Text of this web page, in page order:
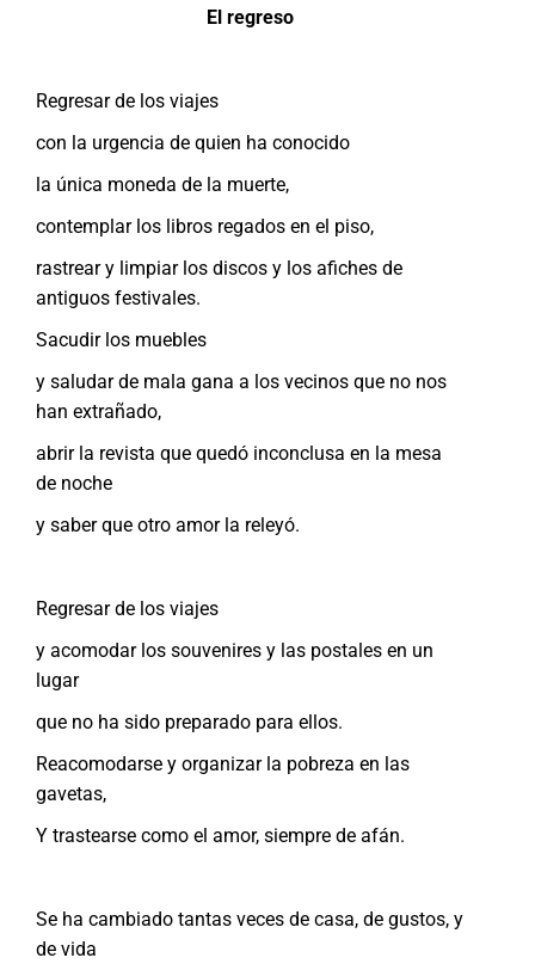
El regreso
Regresar de los viajes
con la urgencia de quien ha conocido
la única moneda de la muerte,
contemplar los libros regados en el piso,
rastrear y limpiar los discos y los afiches de
antiguos festivales.
Sacudir los muebles
y saludar de mala gana a los vecinos que no nos
han extrañado,
abrir la revista que quedó inconclusa en la mesa
de noche
y saber que otro amor la releyó.
Regresar de los viajes
y acomodar los souvenires y las postales en un
lugar
que no ha sido preparado para ellos.
Reacomodarse y organizar la pobreza en las
gavetas,
Y trastearse como el amor, siempre de afán.
Se ha cambiado tantas veces de casa, de gustos, y
de vida